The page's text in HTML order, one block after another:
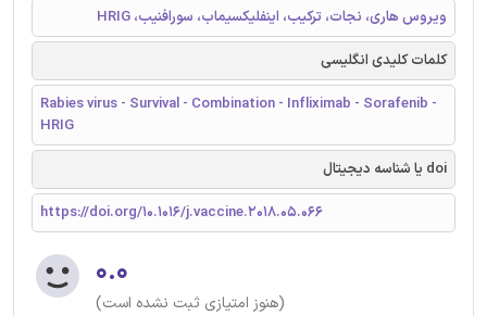
ویروس هاری، نجات، ترکیب، اینفلیکسیماب، سورافنیب، HRIG
کلمات کلیدی انگلیسی
Rabies virus - Survival - Combination - Infliximab - Sorafenib -
HRIG
doi یا شناسه دیجیتال
https://doi.org/10.1016/j.vaccine.2018.05.066
۰.۰
(هنوز امتیازی ثبت نشده است)